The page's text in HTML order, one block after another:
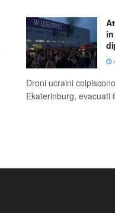
Droni ucraini
Ekaterinburg, evacuati